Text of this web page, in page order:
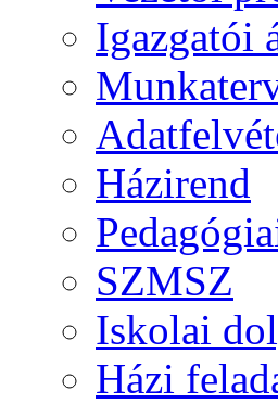
Igazgatói
Házirend
SZMSZ
Iskolai
Házi